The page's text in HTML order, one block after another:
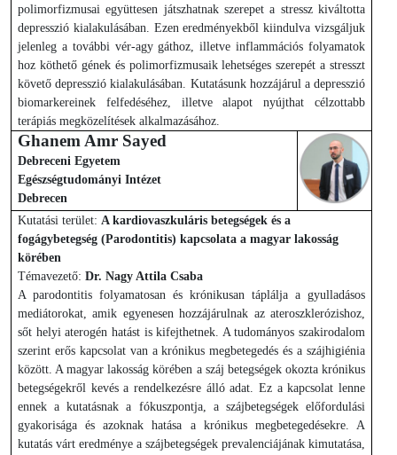
polimorfizmusai együttesen játszhatnak szerepet a stressz kiváltotta
depresszió kialakulásában. Ezen eredményekből kiindulva vizsgáljuk
jelenleg a további vér-agy gáthoz, illetve inflammációs folyamatok
hoz köthető gének és polimorfizmusaik lehetséges szerepét a stresszt
követő depresszió kialakulásában. Kutatásunk hozzájárul a depresszió
biomarkereinek felfedéséhez, illetve alapot nyújthat célzottabb
terápiás megközelítések alkalmazásához.
Ghanem Amr Sayed
Debreceni Egyetem
Egészségtudományi Intézet
Debrecen
Kutatási terület: A kardiovaszkuláris betegségek és a
fogágybetegség (Parodontitis) kapcsolata a magyar lakosság
körében
Témavezető: Dr. Nagy Attila Csaba
A parodontitis folyamatosan és krónikusan táplálja a gyulladásos
mediátorokat, amik egyenesen hozzájárulnak az ateroszklerózishoz,
sőt helyi aterogén hatást is kifejthetnek. A tudományos szakirodalom
szerint erős kapcsolat van a krónikus megbetegedés és a szájhigiénia
között. A magyar lakosság körében a száj betegségek okozta krónikus
betegségekről kevés a rendelkezésre álló adat. Ez a kapcsolat lenne
ennek a kutatásnak a fókuszpontja, a szájbetegségek előfordulási
gyakorisága és azoknak hatása a krónikus megbetegedésekre. A
kutatás várt eredménye a szájbetegségek prevalenciájának kimutatása,